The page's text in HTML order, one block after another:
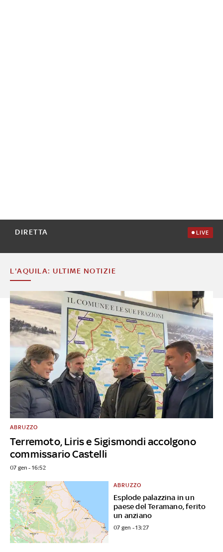
DIRETTA LIVE
L'AQUILA: ULTIME NOTIZIE
Terremoto, Liris e Sigismondi accolgono
commissario Castelli
ABRUZZO
07 gen - 16:52
Esplode palazzina in un
paese del Teramano, ferito
un anziano
ABRUZZO
07 gen - 13:27